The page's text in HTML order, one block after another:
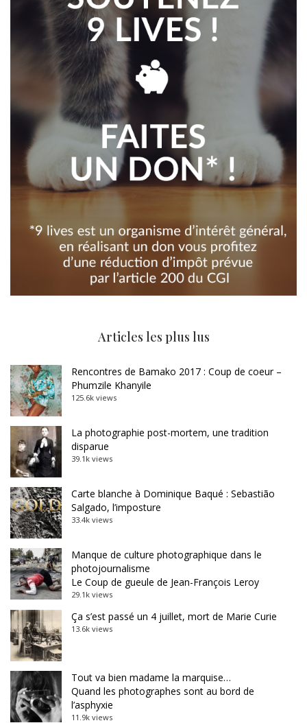
Articles les plus lus
Rencontres de Bamako 2017 : Coup de coeur –
Phumzile Khanyile
125.6k views
La photographie post-mortem, une tradition
disparue
39.1k views
Carte blanche à Dominique Baqué : Sebastião
Salgado, l’imposture
33.4k views
Manque de culture photographique dans le
photojournalisme
Le Coup de gueule de Jean-François Leroy
29.1k views
Ça s’est passé un 4 juillet, mort de Marie Curie
13.6k views
Tout va bien madame la marquise…
Quand les photographes sont au bord de
l’asphyxie
11.9k views